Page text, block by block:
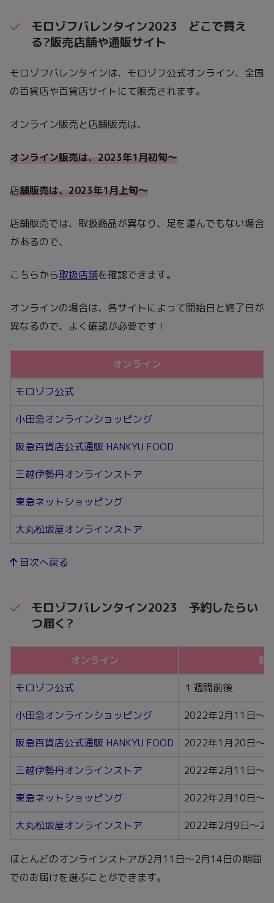
モロゾフバレンタイン2023 どこで買え
る?販売店舗や通販サイト
モロゾフバレンタインは、モロゾフ公式オンライン、全国
の百貨店や百貨店サイトにて販売されます。
オンライン販売と店舗販売は、
オンライン販売は、2023年1月初旬〜
店舗販売は、2023年1月上旬〜
店舗販売では、取扱商品が異なり、足を運んでもない場合
があるので、
こちらから取扱店舗を確認できます。
オンラインの場合は、各サイトによって開始日と終了日が
異なるので、よく確認が必要です！
オンライン
モロゾフ公式
小田急オンラインショッピング
阪急百貨店公式通販 HANKYU FOOD
三越伊勢丹オンラインストア
東急ネットショッピング
大丸松坂屋オンラインストア
目次へ戻る
モロゾフバレンタイン2023 予約したらい
つ届く?
オンライン 到
モロゾフ公式 １週間前後
小田急オンラインショッピング 2022年2月11日〜
阪急百貨店公式通販 HANKYU FOOD 2022年1月20日〜
三越伊勢丹オンラインストア 2022年2月11日〜
東急ネットショッピング 2022年2月10日〜
大丸松坂屋オンラインストア 2022年2月9日〜2
ほとんどのオンラインストアが2月11日〜2月14日の期間
でのお届けを選ぶことができます。